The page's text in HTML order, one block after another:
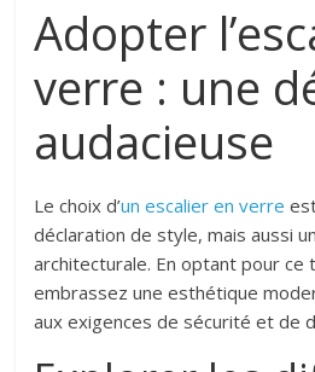
Adopter
verre : une
audacieuse
Le choix d’un escalier en verre
déclaration de style, mais aussi
architecturale. En optant pour
embrassez une esthétique
aux exigences de sécurité et de